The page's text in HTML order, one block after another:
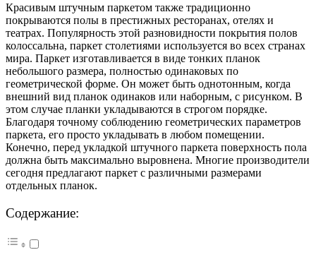
Красивым штучным паркетом также традиционно
покрываются полы в престижных ресторанах, отелях и
театрах. Популярность этой разновидности покрытия полов
колоссальна, паркет столетиями используется во всех странах
мира. Паркет изготавливается в виде тонких планок
небольшого размера, полностью одинаковых по
геометрической форме. Он может быть однотонным, когда
внешний вид планок одинаков или наборным, с рисунком. В
этом случае планки укладываются в строгом порядке.
Благодаря точному соблюдению геометрических параметров
паркета, его просто укладывать в любом помещении.
Конечно, перед укладкой штучного паркета поверхность пола
должна быть максимально выровнена. Многие производители
сегодня предлагают паркет с различными размерами
отдельных планок.
Содержание: